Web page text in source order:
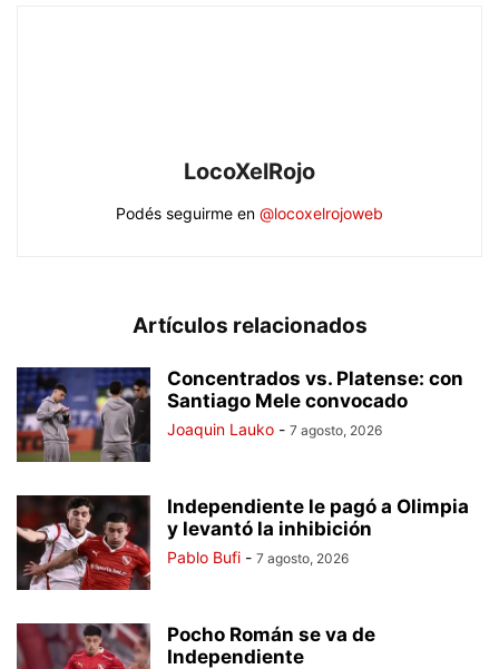
LocoXelRojo
Podés seguirme en @locoxelrojoweb
Artículos relacionados
Concentrados vs. Platense: con
Santiago Mele convocado
Joaquin Lauko - 7 agosto, 2026
Independiente le pagó a Olimpia
y levantó la inhibición
Pablo Bufi - 7 agosto, 2026
Pocho Román se va de
Independiente